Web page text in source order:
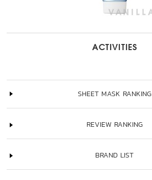
ACTIVITIES
SHEET MASK RANKING
REVIEW RANKING
BRAND LIST